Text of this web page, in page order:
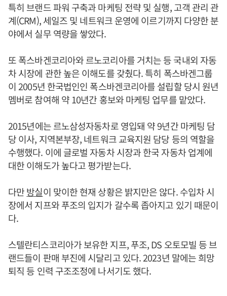
특히 브랜드 파워 구축과 마케팅 전략 및 실행, 고객 관리 관
계(CRM), 세일즈 및 네트워크 운영에 이르기까지 다양한 분
야에서 실무 역량을 쌓았다.
또 폭스바겐코리아와 르노코리아를 거치는 등 국내외 자동
차 시장에 관한 높은 이해도를 갖췄다. 특히 폭스바겐그룹
이 2005년 한국법인인 폭스바겐코리아를 설립할 당시 원년
멤버로 참여해 약 10년간 홍보와 마케팅 업무를 맡았다.
2015년에는 르노삼성자동차로 영입돼 약 9년간 마케팅 담
당 이사, 지역본부장, 네트워크 교육지원 담당 등의 역할을
수행했다. 이에 글로벌 자동차 시장과 한국 자동차 업계에
대한 이해도가 높다고 평가받는다.
다만방실이 맞이한 현재 상황은 밝지만은 않다. 수입차 시
장에서 지프와 푸조의 입지가 갈수록 좁아지고 있기 때문이
다.
스텔란티스코리아가 보유한 지프, 푸조, DS 오토모빌 등 브
랜드들이 판매 부진에 시달리고 있다. 2023년 말에는 희망
퇴직 등 인력 구조조정에 나서기도 했다.